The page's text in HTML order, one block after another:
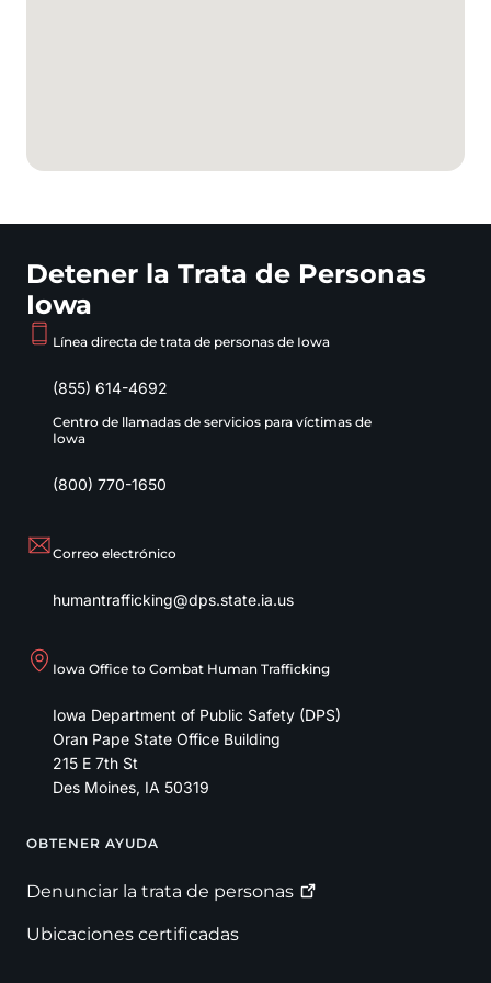
Detener la Trata de Personas
Iowa
Línea directa de trata de personas de Iowa
(855) 614-4692
Centro de llamadas de servicios para víctimas de
Iowa
(800) 770-1650
Correo electrónico
humantrafficking@dps.state.ia.us
Iowa Office to Combat Human Trafficking
Iowa Department of Public Safety (DPS)
Oran Pape State Office Building
215 E 7th St
Des Moines, IA 50319
Footer
OBTENER AYUDA
Denunciar la trata de personas
Ubicaciones certificadas